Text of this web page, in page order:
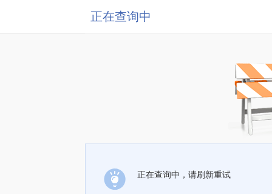
正在查询中
正在查询中，请刷新重试